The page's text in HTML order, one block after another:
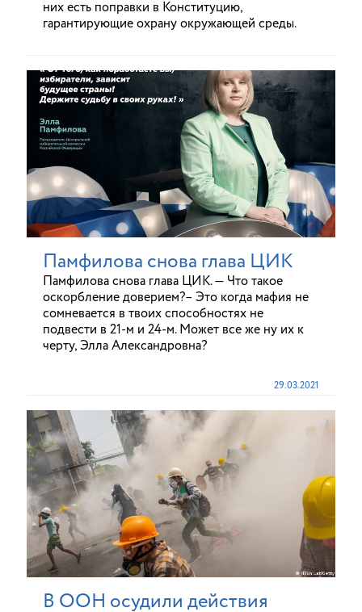
них есть поправки в Конституцию,
гарантирующие охрану окружающей среды.
Памфилова снова глава ЦИК
Памфилова снова глава ЦИК. — Что такое
оскорбление доверием?– Это когда мафия не
сомневается в твоих способностях не
подвести в 21-м и 24-м. Может все же ну их к
черту, Элла Александровна?
29.03.2021
В ООН осудили действия